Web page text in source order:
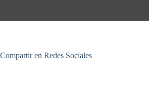
Compartir en Redes Sociales